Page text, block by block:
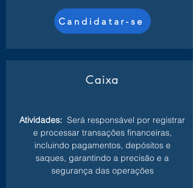
Candidatar-se
Caixa
Atividades: Será responsável por registrar
e processar transações financeiras,
incluindo pagamentos, depósitos e
saques, garantindo a precisão e a
segurança das operações